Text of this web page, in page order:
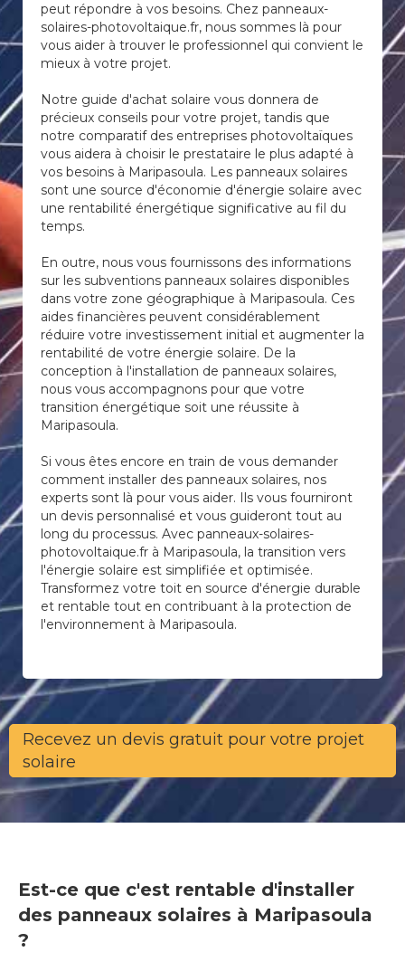
peut répondre à vos besoins. Chez panneaux-
solaires-photovoltaique.fr, nous sommes là pour
vous aider à trouver le professionnel qui convient le
mieux à votre projet.
Notre guide d'achat solaire vous donnera de
précieux conseils pour votre projet, tandis que
notre comparatif des entreprises photovoltaïques
vous aidera à choisir le prestataire le plus adapté à
vos besoins à Maripasoula. Les panneaux solaires
sont une source d'économie d'énergie solaire avec
une rentabilité énergétique significative au fil du
temps.
En outre, nous vous fournissons des informations
sur les subventions panneaux solaires disponibles
dans votre zone géographique à Maripasoula. Ces
aides financières peuvent considérablement
réduire votre investissement initial et augmenter la
rentabilité de votre énergie solaire. De la
conception à l'installation de panneaux solaires,
nous vous accompagnons pour que votre
transition énergétique soit une réussite à
Maripasoula.
Si vous êtes encore en train de vous demander
comment installer des panneaux solaires, nos
experts sont là pour vous aider. Ils vous fourniront
un devis personnalisé et vous guideront tout au
long du processus. Avec panneaux-solaires-
photovoltaique.fr à Maripasoula, la transition vers
l'énergie solaire est simplifiée et optimisée.
Transformez votre toit en source d'énergie durable
et rentable tout en contribuant à la protection de
l'environnement à Maripasoula.
Recevez un devis gratuit pour votre projet
solaire
Est-ce que c'est rentable d'installer
des panneaux solaires à Maripasoula
?